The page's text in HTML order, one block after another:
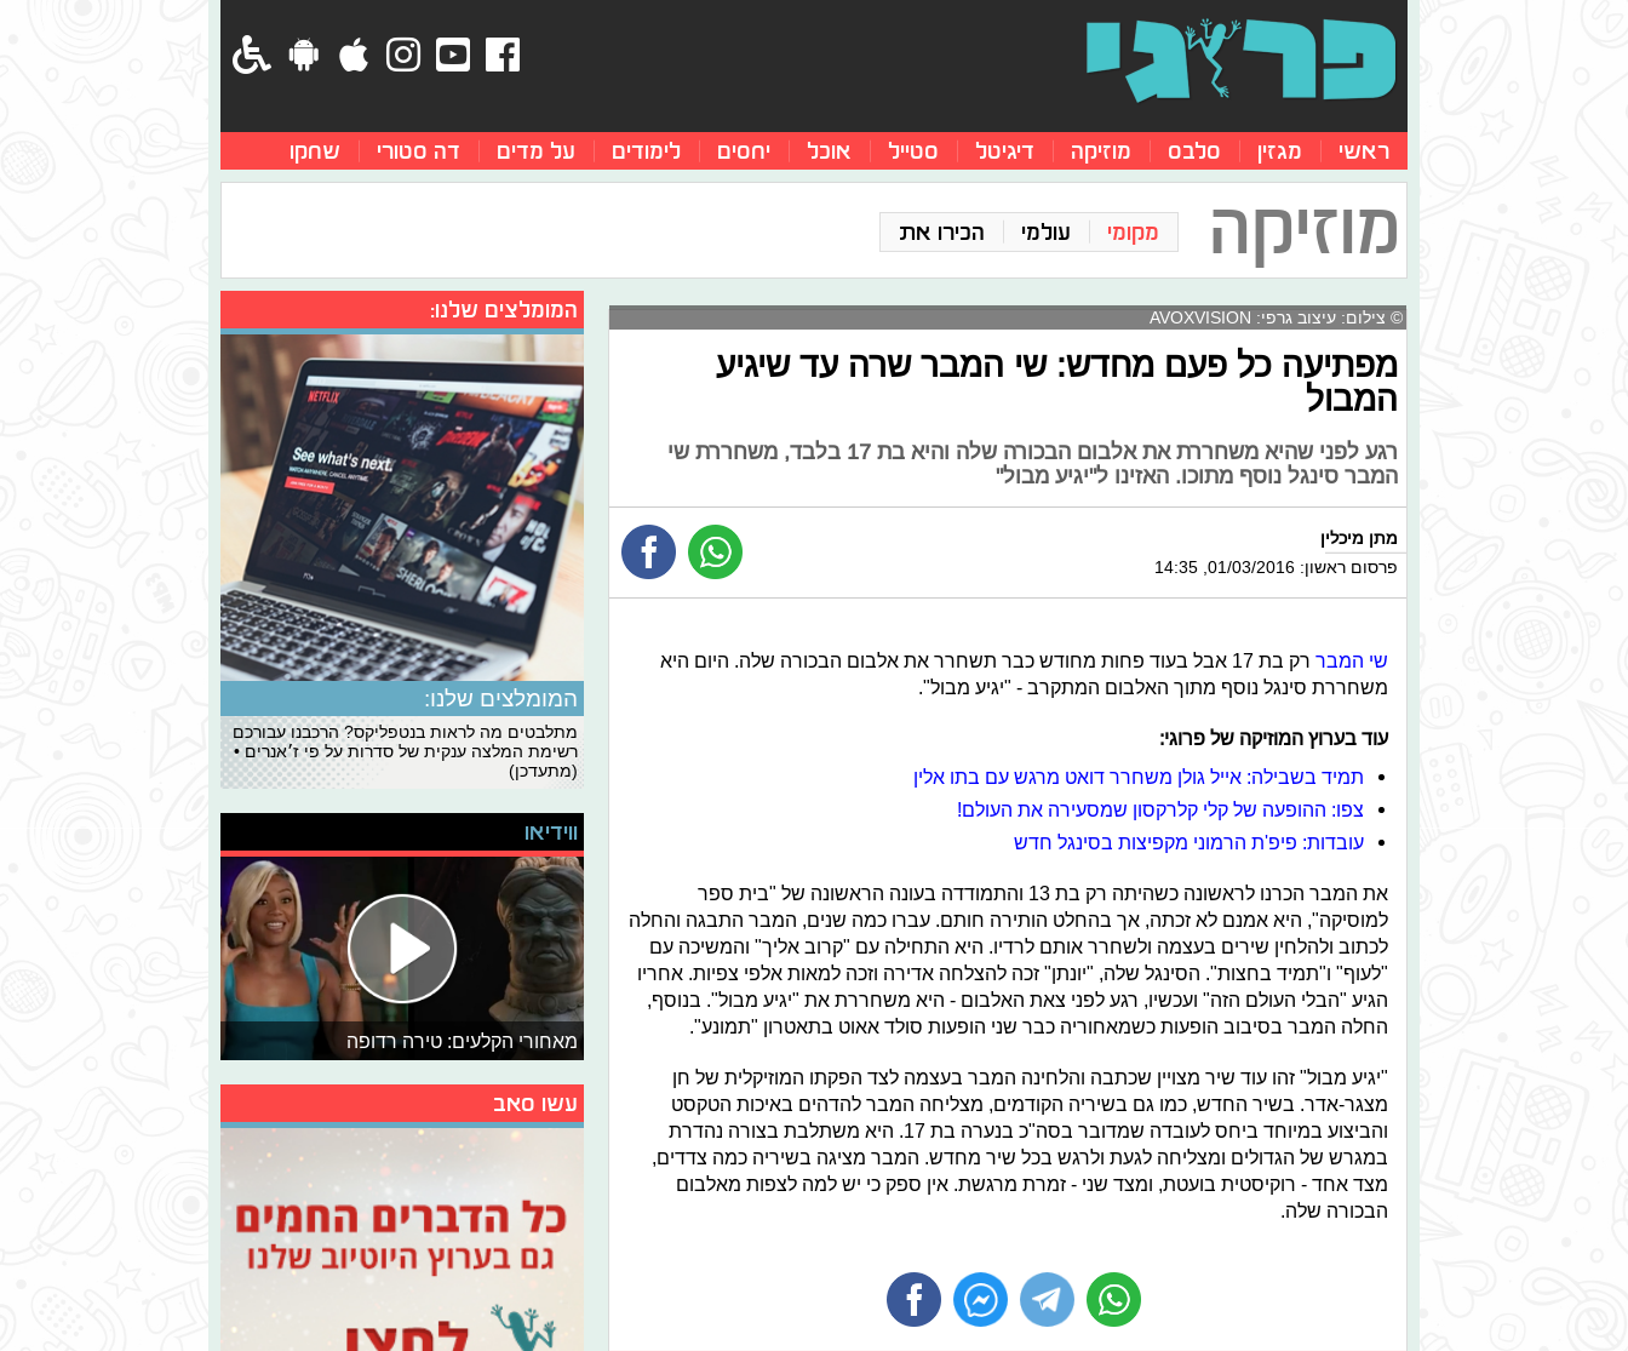
ראשי מגזין סלבס מוזיקה דיגיטל סטייל אוכל יחסים לימודים על מדים דה סטורי שחקו
מוזיקה מקומי עולמי הכירו את
© צילום: עיצוב גרפי: AVOXVISION
מפתיעה כל פעם מחדש: שי המבר שרה עד שיגיע
המבול
רגע לפני שהיא משחררת את אלבום הבכורה שלה והיא בת 17 בלבד, משחררת שי
המבר סינגל נוסף מתוכו. האזינו ל"יגיע מבול"
מתן מיכלין
פרסום ראשון: 01/03/2016, 14:35
שי המבר
רק בת 17 אבל בעוד פחות מחודש כבר תשחרר את אלבום הבכורה שלה. היום היא
משחררת סינגל נוסף מתוך האלבום המתקרב - "יגיע מבול".
עוד בערוץ המוזיקה של פרוגי:
תמיד בשבילה: אייל גולן משחרר דואט מרגש עם בתו אלין
צפו: ההופעה של קלי קלרקסון שמסעירה את העולם!
עובדות: פיפ'ת הרמוני מקפיצות בסינגל חדש
את המבר הכרנו לראשונה כשהיתה רק בת 13 והתמודדה בעונה הראשונה של "בית ספר
למוסיקה", היא אמנם לא זכתה, אך בהחלט הותירה חותם. עברו כמה שנים, המבר התבגה והחלה
לכתוב ולהלחין שירים בעצמה ולשחרר אותם לרדיו. היא התחילה עם "קרוב אליך" והמשיכה עם
"לעוף" ו"תמיד בחצות". הסינגל שלה, "יונתן" זכה להצלחה אדירה וזכה למאות אלפי צפיות. אחריו
הגיע "הבלי העולם הזה" ועכשיו, רגע לפני צאת האלבום - היא משחררת את "יגיע מבול". בנוסף,
החלה המבר בסיבוב הופעות כשמאחוריה כבר שני הופעות סולד אאוט בתאטרון "תמונע".
"יגיע מבול" זהו עוד שיר מצויין שכתבה והלחינה המבר בעצמה לצד הפקתו המוזיקלית של חן
מצגר-אדר. בשיר החדש, כמו גם בשיריה הקודמים, מצליחה המבר להדהים באיכות הטקסט
והביצוע במיוחד ביחס לעובדה שמדובר בסה"כ בנערה בת 17. היא משתלבת בצורה נהדרת
במגרש של הגדולים ומצליחה לגעת ולרגש בכל שיר מחדש. המבר מציגה בשיריה כמה צדדים,
מצד אחד - רוקיסטית בועטת, ומצד שני - זמרת מרגשת. אין ספק כי יש למה לצפות מאלבום
הבכורה שלה.
המומלצים שלנו:
המומלצים שלנו:
מתלבטים מה לראות בנטפליקס? הרכבנו עבורכם
רשימת המלצה ענקית של סדרות על פי ז׳אנרים •
(מתעדכן)
ווידיאו
מאחורי הקלעים: טירה רדופה
עשו סאב